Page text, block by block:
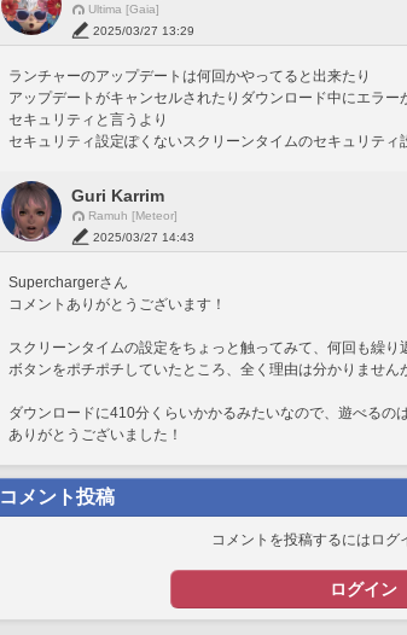
Ultima [Gaia]
2025/03/27 13:29
ランチャーのアップデートは何回かやってると出来たり
アップデートがキャンセルされたりダウンロード中にエラー
セキュリティと言うより
セキュリティ設定ぽくないスクリーンタイムのセキュリティ
Guri Karrim
Ramuh [Meteor]
2025/03/27 14:43
Superchargerさん
コメントありがとうございます！
スクリーンタイムの設定をちょっと触ってみて、何回も繰り
ボタンをポチポチしていたところ、全く理由は分かりませ
ダウンロードに410分くらいかかるみたいなので、遊べるの
ありがとうございました！
コメント投稿
コメントを投稿するにはログ
ログイン